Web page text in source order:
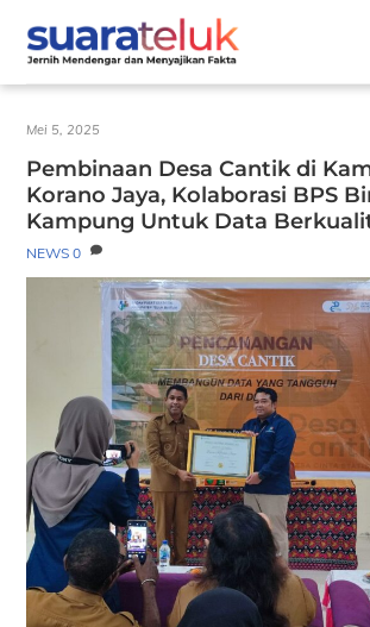
content
Mei 5, 2025
Pembinaan Desa Cantik di
Korano Jaya, Kolaborasi BPS
Kampung Untuk Data
NEWS 0